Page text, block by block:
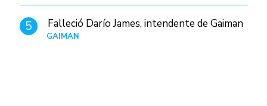
5 Falleció Darío James, intendente de Gaiman
GAIMAN